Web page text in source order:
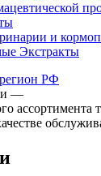
и
Экстракты
—
ассортимента